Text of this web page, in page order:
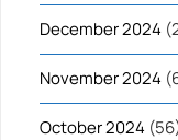
December 2024
November 2024
October 2024